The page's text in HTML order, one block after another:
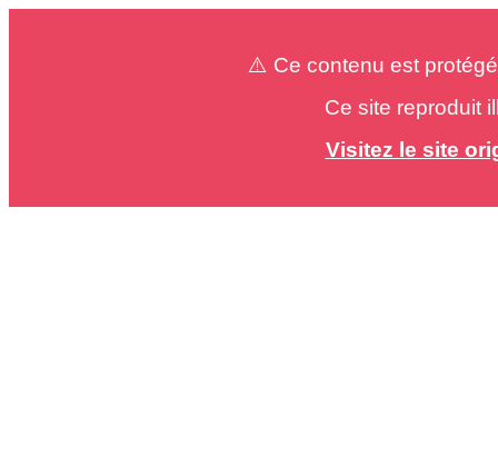
⚠️ Ce contenu est
Ce site reproduit
Visitez le site